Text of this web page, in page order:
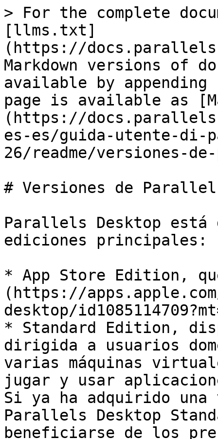
> For the complete
[llms.txt]
(https://
Markdown versions of
available by
page is available as
(https://
es-es/guida-utente-di-
26/readme/versiones-
# Versiones de
Parallels Desktop
ediciones principales:
* App Store Edition,
(https://
desktop/
* Standard Edition,
dirigida a usuarios
varias máquinas
jugar y usar
Si ya ha adquirido
Parallels Desktop
beneficiarse de los